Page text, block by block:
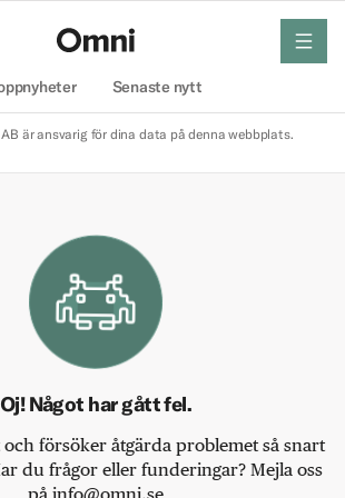
Senaste nytt
meny
är ansvarig för dina data på denna webbplats.
Oj! Något har gått fel.
försöker åtgärda problemet så snart
du frågor eller funderingar? Mejla oss